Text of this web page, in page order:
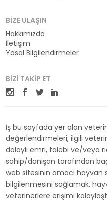
BIZE ULAŞIN
Hakkımızda
İletişim
Yasal Bilgilendirmeler
BIZI TAKIP ET
İş bu sayfada yer alan
değerlendirmeleri, ilgili
dolaylı emri, talebi ve/veya
sahip/danışan tarafından
web sitesinin amacı hayvan
bilgilenmesini sağlamak,
veterinerlere erişimi